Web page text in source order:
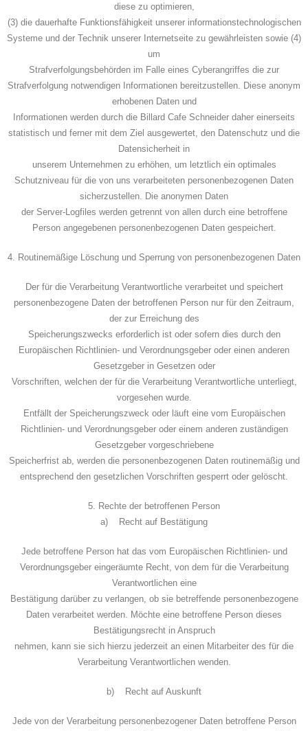
diese zu optimieren,
(3) die dauerhafte Funktionsfähigkeit unserer informationstechnologischen
Systeme und der Technik unserer Internetseite zu gewährleisten sowie (4)
um
Strafverfolgungsbehörden im Falle eines Cyberangriffes die zur
Strafverfolgung notwendigen Informationen bereitzustellen. Diese anonym
erhobenen Daten und
Informationen werden durch die Billard Cafe Schneider daher einerseits
statistisch und ferner mit dem Ziel ausgewertet, den Datenschutz und die
Datensicherheit in
unserem Unternehmen zu erhöhen, um letztlich ein optimales
Schutzniveau für die von uns verarbeiteten personenbezogenen Daten
sicherzustellen. Die anonymen Daten
der Server-Logfiles werden getrennt von allen durch eine betroffene
Person angegebenen personenbezogenen Daten gespeichert.
4. Routinemäßige Löschung und Sperrung von personenbezogenen Daten
Der für die Verarbeitung Verantwortliche verarbeitet und speichert
personenbezogene Daten der betroffenen Person nur für den Zeitraum,
der zur Erreichung des
Speicherungszwecks erforderlich ist oder sofern dies durch den
Europäischen Richtlinien- und Verordnungsgeber oder einen anderen
Gesetzgeber in Gesetzen oder
Vorschriften, welchen der für die Verarbeitung Verantwortliche unterliegt,
vorgesehen wurde.
Entfällt der Speicherungszweck oder läuft eine vom Europäischen
Richtlinien- und Verordnungsgeber oder einem anderen zuständigen
Gesetzgeber vorgeschriebene
Speicherfrist ab, werden die personenbezogenen Daten routinemäßig und
entsprechend den gesetzlichen Vorschriften gesperrt oder gelöscht.
5. Rechte der betroffenen Person
a) Recht auf Bestätigung
Jede betroffene Person hat das vom Europäischen Richtlinien- und
Verordnungsgeber eingeräumte Recht, von dem für die Verarbeitung
Verantwortlichen eine
Bestätigung darüber zu verlangen, ob sie betreffende personenbezogene
Daten verarbeitet werden. Möchte eine betroffene Person dieses
Bestätigungsrecht in Anspruch
nehmen, kann sie sich hierzu jederzeit an einen Mitarbeiter des für die
Verarbeitung Verantwortlichen wenden.
b) Recht auf Auskunft
Jede von der Verarbeitung personenbezogener Daten betroffene Person